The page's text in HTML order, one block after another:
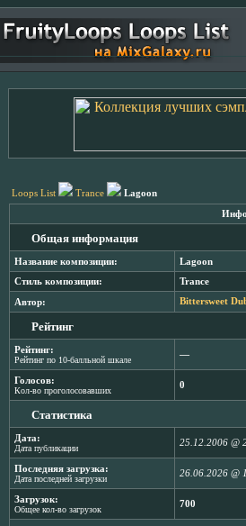
Loops List Trance Lagoon
Общая информация
Название композиции: Lagoon
Стиль композиции: Trance
Автор: Bittersweet
Рейтинг
Рейтинг:
Рейтинг по 10-балльной шкале
―
Голосов:
Кол-во проголосовавших
0
Статистика
Дата:
Дата публикации
25.12.2006 @
Последняя загрузка:
Дата последней загрузки
26.06.2026 @
Загрузок:
Общее кол-во загрузок
700